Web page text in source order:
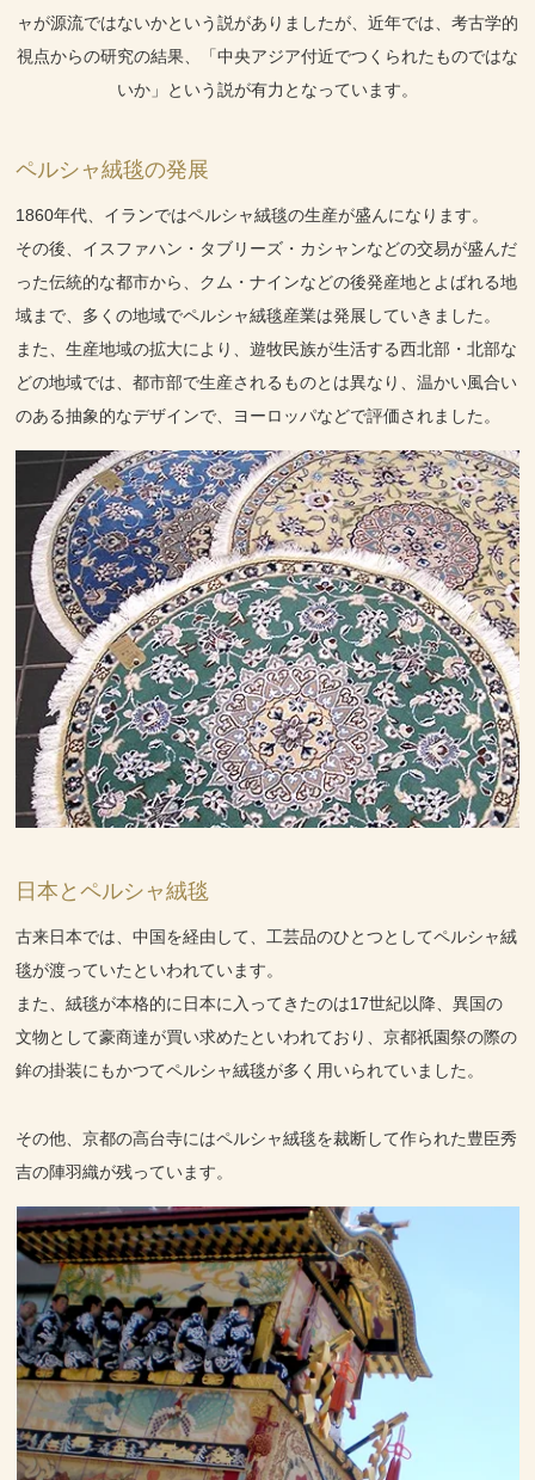
ャが源流ではないかという説がありましたが、近年では、考古学的
視点からの研究の結果、「中央アジア付近でつくられたものではな
いか」という説が有力となっています。
ペルシャ絨毯の発展
1860年代、イランではペルシャ絨毯の生産が盛んになります。
その後、イスファハン・タブリーズ・カシャンなどの交易が盛んだ
った伝統的な都市から、クム・ナインなどの後発産地とよばれる地
域まで、多くの地域でペルシャ絨毯産業は発展していきました。
また、生産地域の拡大により、遊牧民族が生活する西北部・北部な
どの地域では、都市部で生産されるものとは異なり、温かい風合い
のある抽象的なデザインで、ヨーロッパなどで評価されました。
日本とペルシャ絨毯
古来日本では、中国を経由して、工芸品のひとつとしてペルシャ絨
毯が渡っていたといわれています。
また、絨毯が本格的に日本に入ってきたのは17世紀以降、異国の
文物として豪商達が買い求めたといわれており、京都祇園祭の際の
鉾の掛装にもかつてペルシャ絨毯が多く用いられていました。
その他、京都の高台寺にはペルシャ絨毯を裁断して作られた豊臣秀
吉の陣羽織が残っています。